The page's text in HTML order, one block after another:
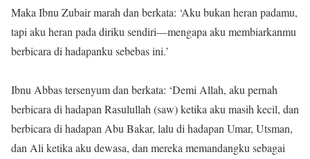
Maka Ibnu Zubair marah dan berkata: ‘Aku bukan heran padamu,
tapi aku heran pada diriku sendiri—mengapa aku membiarkanmu
berbicara di hadapanku sebebas ini.’
Ibnu Abbas tersenyum dan berkata: ‘Demi Allah, aku pernah
berbicara di hadapan Rasulullah (saw) ketika aku masih kecil, dan
berbicara di hadapan Abu Bakar, lalu di hadapan Umar, Utsman,
dan Ali ketika aku dewasa, dan mereka memandangku sebagai